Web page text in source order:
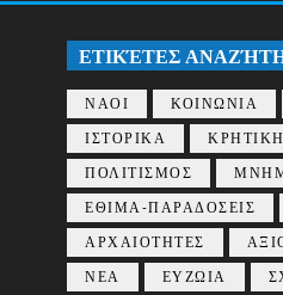
ΕΤΙΚΈΤΕΣ
ΝΑΟΙ ΚΟΙΝΩΝΙΑ
ΙΣΤΟΡΙΚΑ
ΠΟΛΙΤΙΣΜΟΣ
ΕΘΙΜΑ-ΠΑΡΑΔΟΣΕΙΣ
ΑΡΧΑΙΟΤΗΤΕΣ
ΝΕΑ
ΕΥΖΩΙΑ